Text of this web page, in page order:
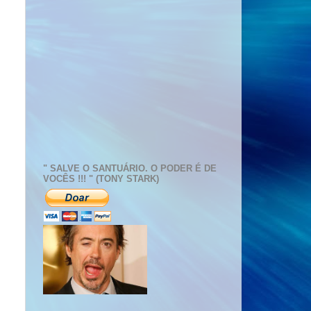
" SALVE O SANTUÁRIO. O PODER É DE
VOCÊS !!! " (TONY STARK)